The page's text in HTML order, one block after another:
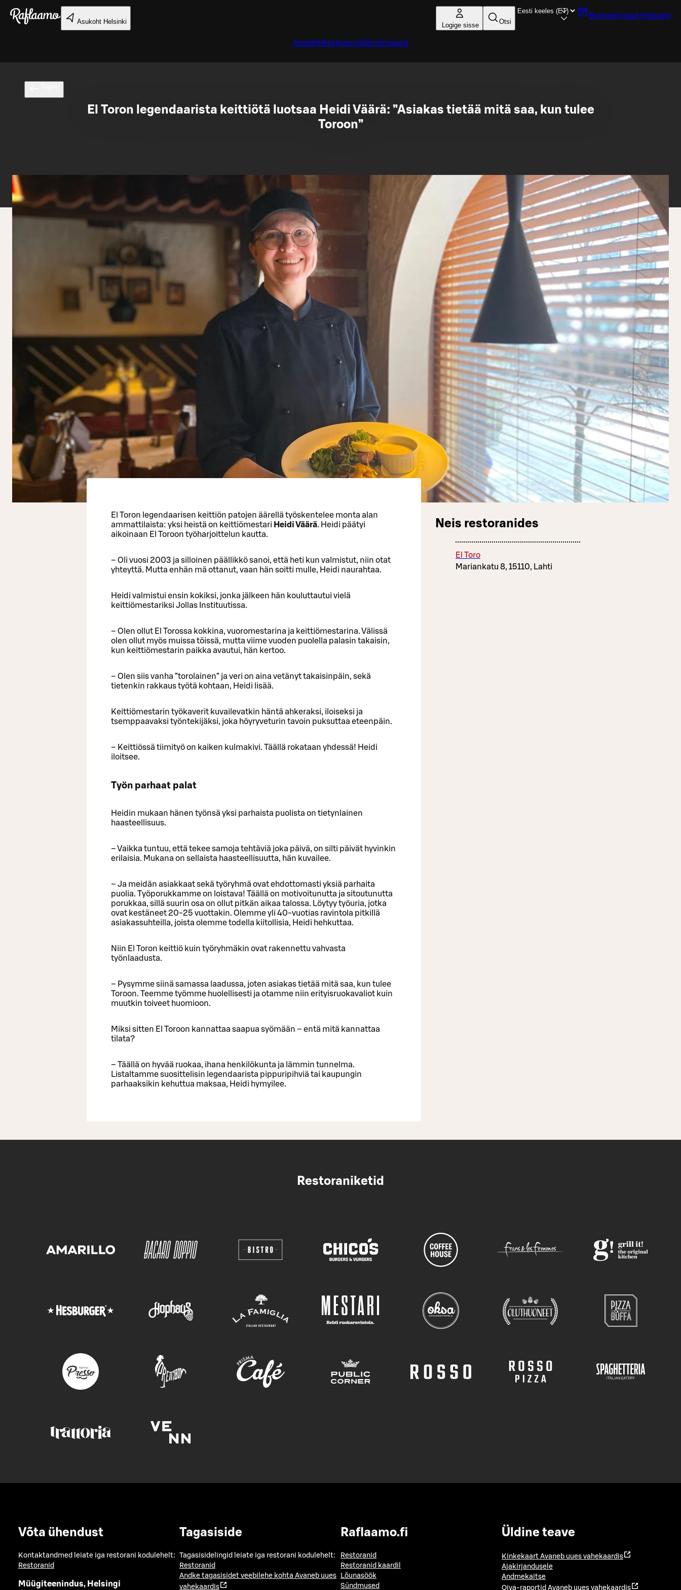
Liigu peamise sisu juurde
Asukoht Helsinki Logige sisse Otsi
Broneeri laud Helsinki
AvalehtRestoranidSündmused
El Toron legendaarista keittiötä luotsaa Heidi Väärä: ”Asiakas tietää mitä saa, kun tulee
Toroon”
El Toron legendaarisen keittiön patojen äärellä työskentelee monta alan
ammattilaista: yksi heistä on keittiömestari Heidi Väärä. Heidi päätyi
aikoinaan El Toroon työharjoittelun kautta.
– Oli vuosi 2003 ja silloinen päällikkö sanoi, että heti kun valmistut, niin otat
yhteyttä. Mutta enhän mä ottanut, vaan hän soitti mulle, Heidi naurahtaa.
Heidi valmistui ensin kokiksi, jonka jälkeen hän kouluttautui vielä
keittiömestariksi Jollas Instituutissa.
– Olen ollut El Torossa kokkina, vuoromestarina ja keittiömestarina. Välissä
olen ollut myös muissa töissä, mutta viime vuoden puolella palasin takaisin,
kun keittiömestarin paikka avautui, hän kertoo.
– Olen siis vanha ”torolainen” ja veri on aina vetänyt takaisinpäin, sekä
tietenkin rakkaus työtä kohtaan, Heidi lisää.
Keittiömestarin työkaverit kuvailevatkin häntä ahkeraksi, iloiseksi ja
tsemppaavaksi työntekijäksi, joka höyryveturin tavoin puksuttaa eteenpäin.
– Keittiössä tiimityö on kaiken kulmakivi. Täällä rokataan yhdessä! Heidi
iloitsee.
Työn parhaat palat
Heidin mukaan hänen työnsä yksi parhaista puolista on tietynlainen
haasteellisuus.
– Vaikka tuntuu, että tekee samoja tehtäviä joka päivä, on silti päivät hyvinkin
erilaisia. Mukana on sellaista haasteellisuutta, hän kuvailee.
– Ja meidän asiakkaat sekä työryhmä ovat ehdottomasti yksiä parhaita
puolia. Työporukkamme on loistava! Täällä on motivoitunutta ja sitoutunutta
porukkaa, sillä suurin osa on ollut pitkän aikaa talossa. Löytyy työuria, jotka
ovat kestäneet 20-25 vuottakin. Olemme yli 40-vuotias ravintola pitkillä
asiakassuhteilla, joista olemme todella kiitollisia, Heidi hehkuttaa.
Niin El Toron keittiö kuin työryhmäkin ovat rakennettu vahvasta
työnlaadusta.
– Pysymme siinä samassa laadussa, joten asiakas tietää mitä saa, kun tulee
Toroon. Teemme työmme huolellisesti ja otamme niin erityisruokavaliot kuin
muutkin toiveet huomioon.
Miksi sitten El Toroon kannattaa saapua syömään – entä mitä kannattaa
tilata?
– Täällä on hyvää ruokaa, ihana henkilökunta ja lämmin tunnelma.
Listaltamme suosittelisin legendaarista pippuripihviä tai kaupungin
parhaaksikin kehuttua maksaa, Heidi hymyilee.
Neis restoranides
El Toro
Mariankatu 8, 15110, Lahti
Restoraniketid
Võta ühendust
Kontaktandmed leiate iga restorani kodulehelt:
Restoranid
Müügiteenindus, Helsingi
Tagasiside
Tagasisidelingid leiate iga restorani kodulehelt:
Restoranid
Andke tagasisidet veebilehe kohta Avaneb uues
vahekaardis
Raflaamo.fi
Restoranid
Restoranid kaardil
Lõunasöök
Sündmused
Üldine teave
Kinkekaart Avaneb uues vahekaardis
Ajakirjandusele
Andmekaitse
Oiva-raportid Avaneb uues vahekaardis